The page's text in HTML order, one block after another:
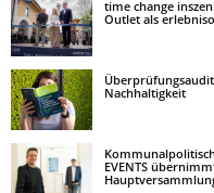
time change
Outlet als
Nachhaltigkeit
EVENTS